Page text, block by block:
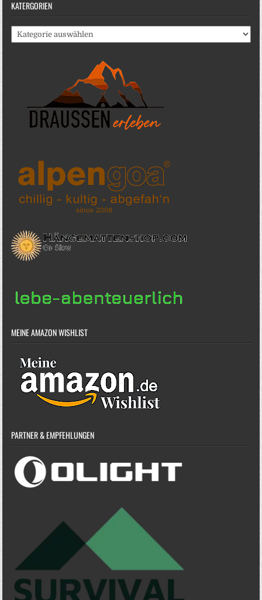
KATERGORIEN
Katergorien
MEINE AMAZON WISHLIST
PARTNER & EMPFEHLUNGEN